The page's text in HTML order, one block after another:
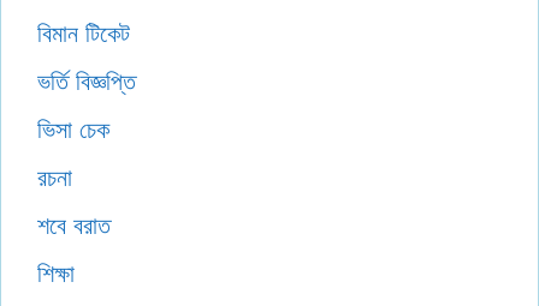
বিমান টিকেট
ভর্তি বিজ্ঞপ্তি
ভিসা চেক
রচনা
শবে বরাত
শিক্ষা